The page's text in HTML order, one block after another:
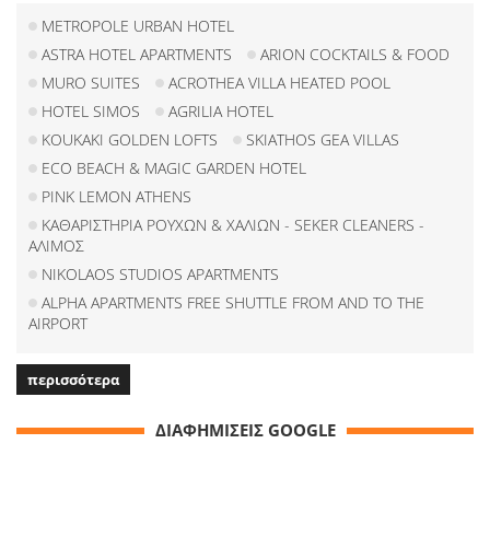
METROPOLE URBAN HOTEL
ASTRA HOTEL APARTMENTS
ARION COCKTAILS & FOOD
MURO SUITES
ACROTHEA VILLA HEATED POOL
HOTEL SIMOS
AGRILIA HOTEL
KOUKAKI GOLDEN LOFTS
SKIATHOS GEA VILLAS
ECO BEACH & MAGIC GARDEN HOTEL
PINK LEMON ATHENS
ΚΑΘΑΡΙΣΤΗΡΙΑ ΡΟΥΧΩΝ & ΧΑΛΙΩΝ - SEKER CLEANERS -
ΑΛΙΜΟΣ
NIKOLAOS STUDIOS APARTMENTS
ALPHA APARTMENTS FREE SHUTTLE FROM AND TO THE
AIRPORT
περισσότερα
ΔΙΑΦΗΜΙΣΕΙΣ GOOGLE